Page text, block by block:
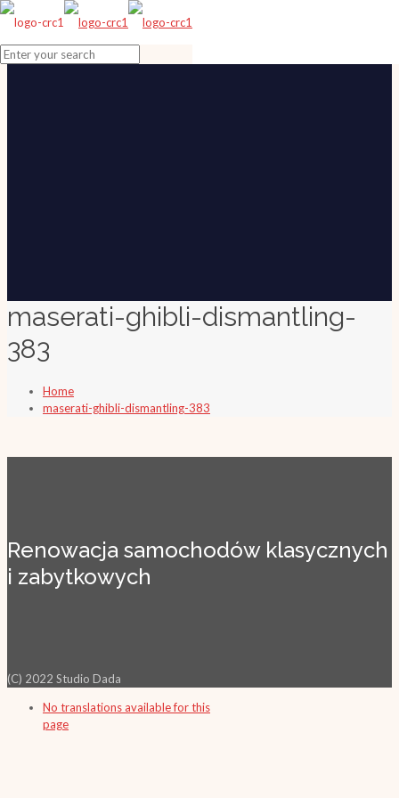
maserati-ghibli-dismantling-
383
Home
maserati-ghibli-dismantling-383
Renowacja samochodów klasycznych
i zabytkowych
(C) 2022 Studio Dada
No translations available for this
page